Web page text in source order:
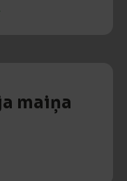
maiņa